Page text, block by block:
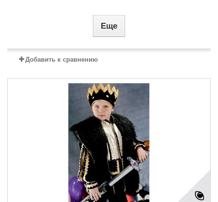
Еще
Добавить к сравнению